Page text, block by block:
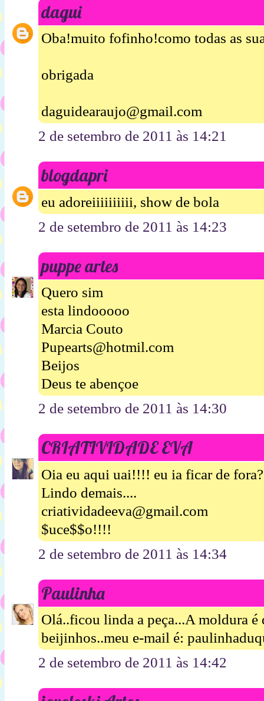
dagui
Oba!muito fofinho!como todas as
obrigada
daguidearaujo@gmail.com
2 de setembro de 2011 às 14:21
blogdapri
eu adoreiiiiiiiiii, show de bola
2 de setembro de 2011 às 14:23
puppe artes
Quero sim
esta lindooooo
Marcia Couto
Pupearts@hotmil.com
Beijos
Deus te abençoe
2 de setembro de 2011 às 14:30
CRIATIVIDADE EVA
Oia eu aqui uai!!!! eu ia ficar de
Lindo demais....
criatividadeeva@gmail.com
$uce$$o!!!!
2 de setembro de 2011 às 14:34
Paulinha
Olá..ficou linda a peça...A moldura é
beijinhos..meu e-mail é:
2 de setembro de 2011 às 14:42